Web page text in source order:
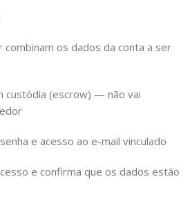
combinam os dados da conta a ser
custódia (escrow) — não vai
e acesso ao e-mail vinculado
e confirma que os dados estão